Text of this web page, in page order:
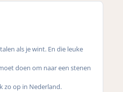
als je wint. En die leuke
doen om naar een stenen
zo op in Nederland.